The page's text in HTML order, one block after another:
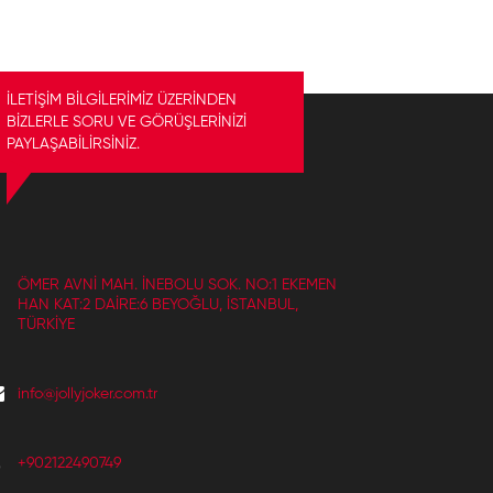
İLETİŞİM BİLGİLERİMİZ ÜZERİNDEN
BİZLERLE SORU VE GÖRÜŞLERİNİZİ
PAYLAŞABİLİRSİNİZ.
ÖMER AVNI MAH. İNEBOLU SOK. NO:1 EKEMEN
HAN KAT:2 DAIRE:6 BEYOĞLU, İSTANBUL,
TÜRKIYE
info@jollyjoker.com.tr
+902122490749